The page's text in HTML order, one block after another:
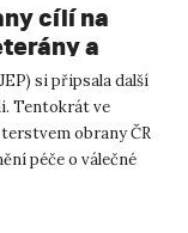
cílí na
a
si připsala další
Tentokrát ve
obrany ČR
péče o válečné